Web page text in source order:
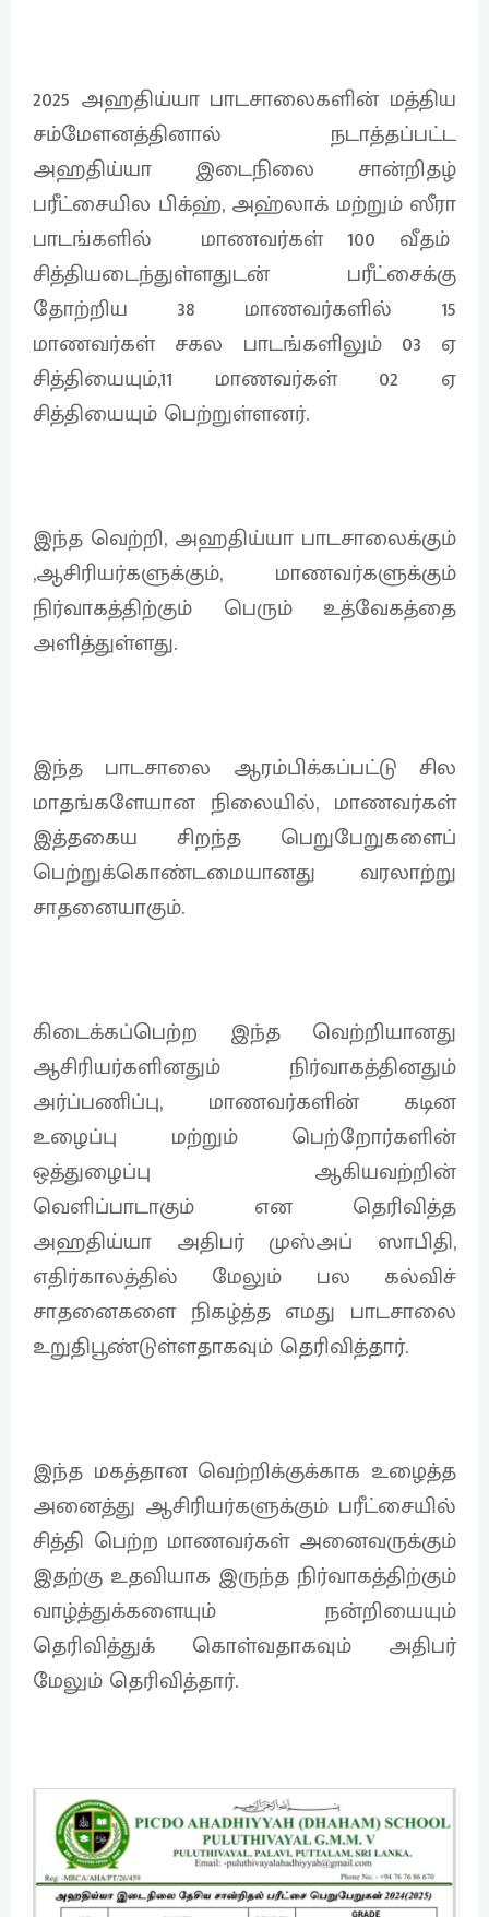
2025 அஹதிய்யா பாடசாலைகளின் மத்திய
சம்மேளனத்தினால் நடாத்தப்பட்ட
அஹதிய்யா இடைநிலை சான்றிதழ்
பரீட்சையில பிக்ஹ், அஹ்லாக் மற்றும் ஸீரா
பாடங்களில் மாணவர்கள் 100 வீதம்
சித்தியடைந்துள்ளதுடன் பரீட்சைக்கு
தோற்றிய 38 மாணவர்களில் 15
மாணவர்கள் சகல பாடங்களிலும் 03 ஏ
சித்தியையும்,11 மாணவர்கள் 02 ஏ
சித்தியையும் பெற்றுள்ளனர்.
இந்த வெற்றி, அஹதிய்யா பாடசாலைக்கும்
,ஆசிரியர்களுக்கும், மாணவர்களுக்கும்
நிர்வாகத்திற்கும் பெரும் உத்வேகத்தை
அளித்துள்ளது.
இந்த பாடசாலை ஆரம்பிக்கப்பட்டு சில
மாதங்களேயான நிலையில், மாணவர்கள்
இத்தகைய சிறந்த பெறுபேறுகளைப்
பெற்றுக்கொண்டமையானது வரலாற்று
சாதனையாகும்.
கிடைக்கப்பெற்ற இந்த வெற்றியானது
ஆசிரியர்களினதும் நிர்வாகத்தினதும்
அர்ப்பணிப்பு, மாணவர்களின் கடின
உழைப்பு மற்றும் பெற்றோர்களின்
ஒத்துழைப்பு ஆகியவற்றின்
வெளிப்பாடாகும் என தெரிவித்த
அஹதிய்யா அதிபர் முஸ்அப் ஸாபிதி,
எதிர்காலத்தில் மேலும் பல கல்விச்
சாதனைகளை நிகழ்த்த எமது பாடசாலை
உறுதிபூண்டுள்ளதாகவும் தெரிவித்தார்.
இந்த மகத்தான வெற்றிக்குக்காக உழைத்த
அனைத்து ஆசிரியர்களுக்கும் பரீட்சையில்
சித்தி பெற்ற மாணவர்கள் அனைவருக்கும்
இதற்கு உதவியாக இருந்த நிர்வாகத்திற்கும்
வாழ்த்துக்களையும் நன்றியையும்
தெரிவித்துக் கொள்வதாகவும் அதிபர்
மேலும் தெரிவித்தார்.